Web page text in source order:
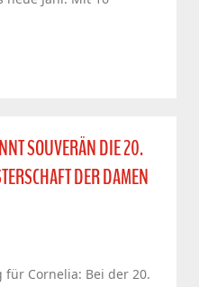
SOUVERÄN DIE 20.
DER DAMEN
Cornelia: Bei der 20.